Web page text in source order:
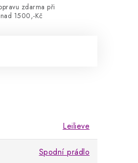
zdarma při
1500,-Kč
Leilieve
Spodní prádlo